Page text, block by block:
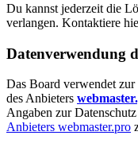
Du kannst jederzeit die
verlangen. Kontaktiere
Datenverwendung
Das Board verwendet
des Anbieters
Angaben zur
Anbieters webmaster.pro